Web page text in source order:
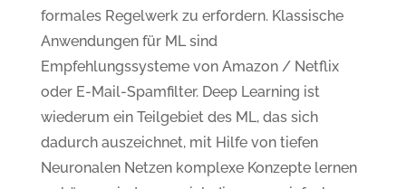
formales Regelwerk zu erfordern. Klassische
Anwendungen für ML sind
Empfehlungssysteme von Amazon / Netflix
oder E-Mail-Spamfilter. Deep Learning ist
wiederum ein Teilgebiet des ML, das sich
dadurch auszeichnet, mit Hilfe von tiefen
Neuronalen Netzen komplexe Konzepte lernen